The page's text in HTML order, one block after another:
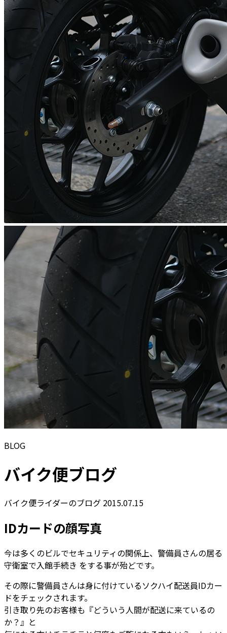
BLOG
バイク便ブログ
バイク便ライダーのブログ 2015.07.15
IDカードの顔写真
今は多くのビルでセキュリティの関係上、警備員さんの居る
守衛室で入館手続き をする事が殆どです。
その際に警備員さんは身に付けているソクハイ配送員IDカー
ドをチェックされます。
引き取り先のお客様も『どういう人間が配送に来ているの
か？』と